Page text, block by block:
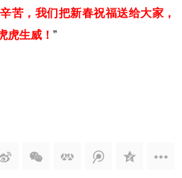
苦，我们把新春祝福送给大家，
虎生威！ ”